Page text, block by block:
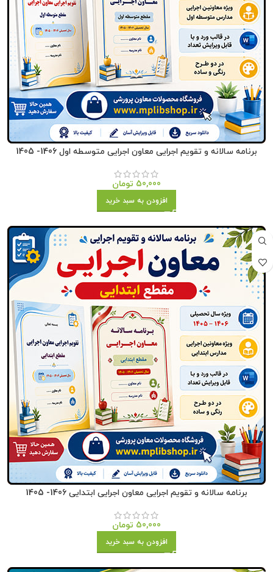
برنامه سالانه و تقویم اجرایی معاون اجرایی متوسطه اول 1406- 1405
50,000 تومان
افزودن به سبد خرید
برنامه سالانه و تقویم اجرایی معاون اجرایی ابتدایی 1406- 1405
50,000 تومان
افزودن به سبد خرید